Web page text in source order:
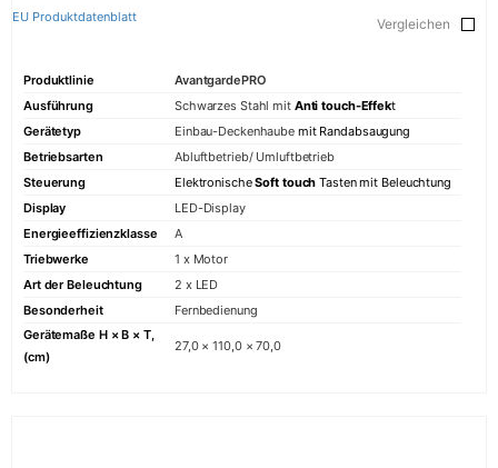
EU Produktdatenblatt Vergleichen
Produktlinie
AvantgardePRO
Ausführung
Schwarzes Stahl mitAnti touch-Effekt
Gerätetyp
Einbau-Deckenhaube mit Randabsaugung
Betriebsarten
Abluftbetrieb/ Umluftbetrieb
Steuerung
ElektronischeSoft touch Tasten mit Beleuchtung
Display
LED-Display
Energieeffizienzklasse
A
Triebwerke
1 x Motor
Art der Beleuchtung
2 x LED
Besonderheit
Fernbedienung
Gerätemaße H × B × T,
(cm)
27,0 × 110,0 × 70,0